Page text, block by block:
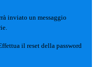
inviato un messaggio
il reset della password